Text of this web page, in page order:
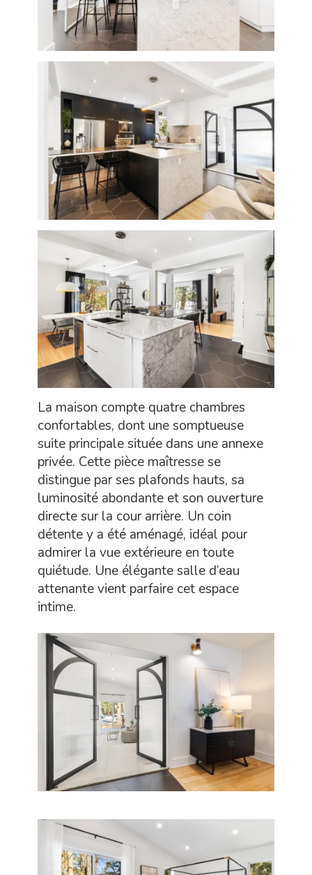
La maison compte quatre chambres
confortables, dont une somptueuse
suite principale située dans une annexe
privée. Cette pièce maîtresse se
distingue par ses plafonds hauts, sa
luminosité abondante et son ouverture
directe sur la cour arrière. Un coin
détente y a été aménagé, idéal pour
admirer la vue extérieure en toute
quiétude. Une élégante salle d’eau
attenante vient parfaire cet espace
intime.